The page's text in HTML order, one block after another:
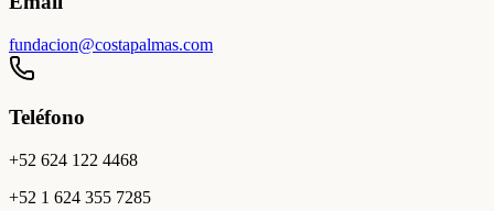
fundacion@costapalmas.com
Teléfono
+52 624 122 4468
+52 1 624 355 7285